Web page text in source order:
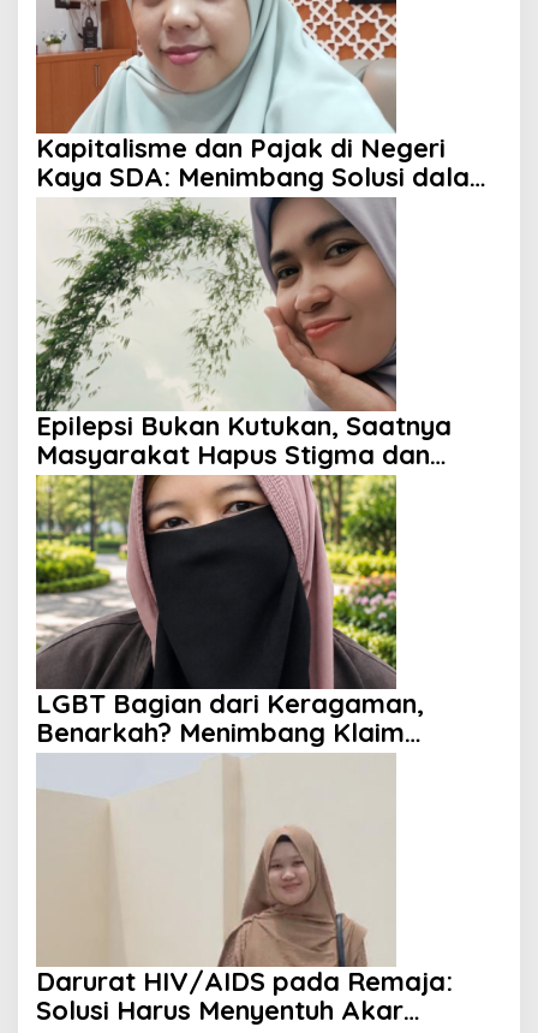
Kapitalisme dan Pajak di Negeri
Kaya SDA: Menimbang Solusi dalam
Perspektif Islam
Epilepsi Bukan Kutukan, Saatnya
Masyarakat Hapus Stigma dan
Berikan Harapan
LGBT Bagian dari Keragaman,
Benarkah? Menimbang Klaim
Diversity dan Perspektif Islam
Darurat HIV/AIDS pada Remaja:
Solusi Harus Menyentuh Akar